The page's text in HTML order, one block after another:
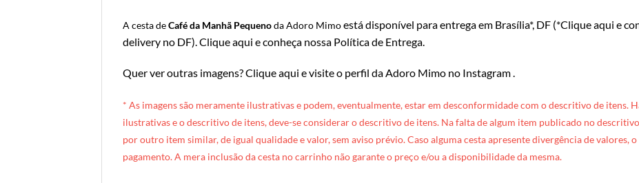
A cesta deCafé da Manhã Pequenoda Adoro Mimoestá disponível para entrega em Brasília*, DF (*Clique aqui e
delivery no DF). Clique aqui e conheça nossa Política de Entrega
Quer ver outras imagens?Clique aqui e visite o perfil da Adoro Mimo no Instagram.
* As imagens são meramente ilustrativas e podem, eventualmente, estar em desconformidade com o descritivo de itens.
ilustrativas e o descritivo de itens, deve-se considerar o descritivo de itens. Na falta de algum item publicado no
por outro item similar, de igual qualidade e valor, sem aviso prévio. Caso alguma cesta apresente divergência de valores,
pagamento. A mera inclusão da cesta no carrinho não garante o preço e/ou a disponibilidade da mesma.